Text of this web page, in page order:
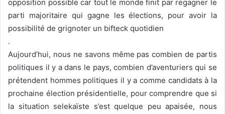
opposition possible car tout le monde finit par regagner le
parti majoritaire qui gagne les élections, pour avoir la
possibilité de grignoter un bifteck quotidien
.
Aujourd’hui, nous ne savons même pas combien de partis
politiques il y a dans le pays, combien d’aventuriers qui se
prétendent hommes politiques il y a comme candidats à la
prochaine élection présidentielle, pour comprendre que si
la situation selekaïste s’est quelque peu apaisée, nous